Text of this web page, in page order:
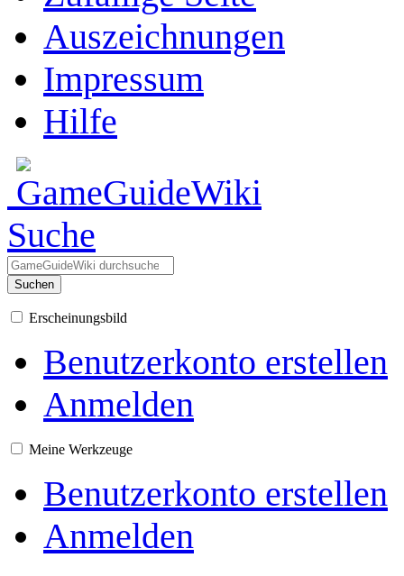
Auszeichnungen
Impressum
Hilfe
Suche
Suchen
Erscheinungsbild
Benutzerkonto erstellen
Anmelden
Meine Werkzeuge
Benutzerkonto erstellen
Anmelden